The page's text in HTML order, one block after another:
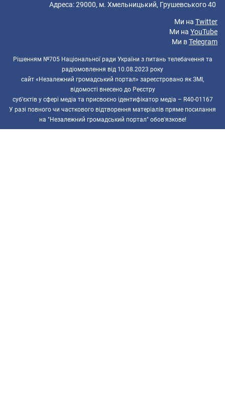
Адреса: 29000, м. Хмельницький, Грушевського 40
Ми на Twitter
Ми на YouTube
Ми вTelegram
Рішенням №705 Національної ради України з питань телебачення та
радіомовлення від 10.08.2023 року
сайт «Незалежний громадський портал» зареєстровано як ЗМІ,
відомості внесено до Реєстру
суб’єктів у сфері медіа та присвоєно ідентифікатор медіа – R40-01167
У разі повного чи часткового відтворення матеріалів пряме посилання
на "Незалежний громадський портал" обов'язкове!